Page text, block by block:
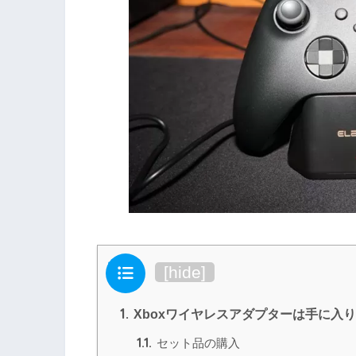
目次 [hide]
1. Xboxワイヤレスアダプターは手に入
1.1. セット品の購入